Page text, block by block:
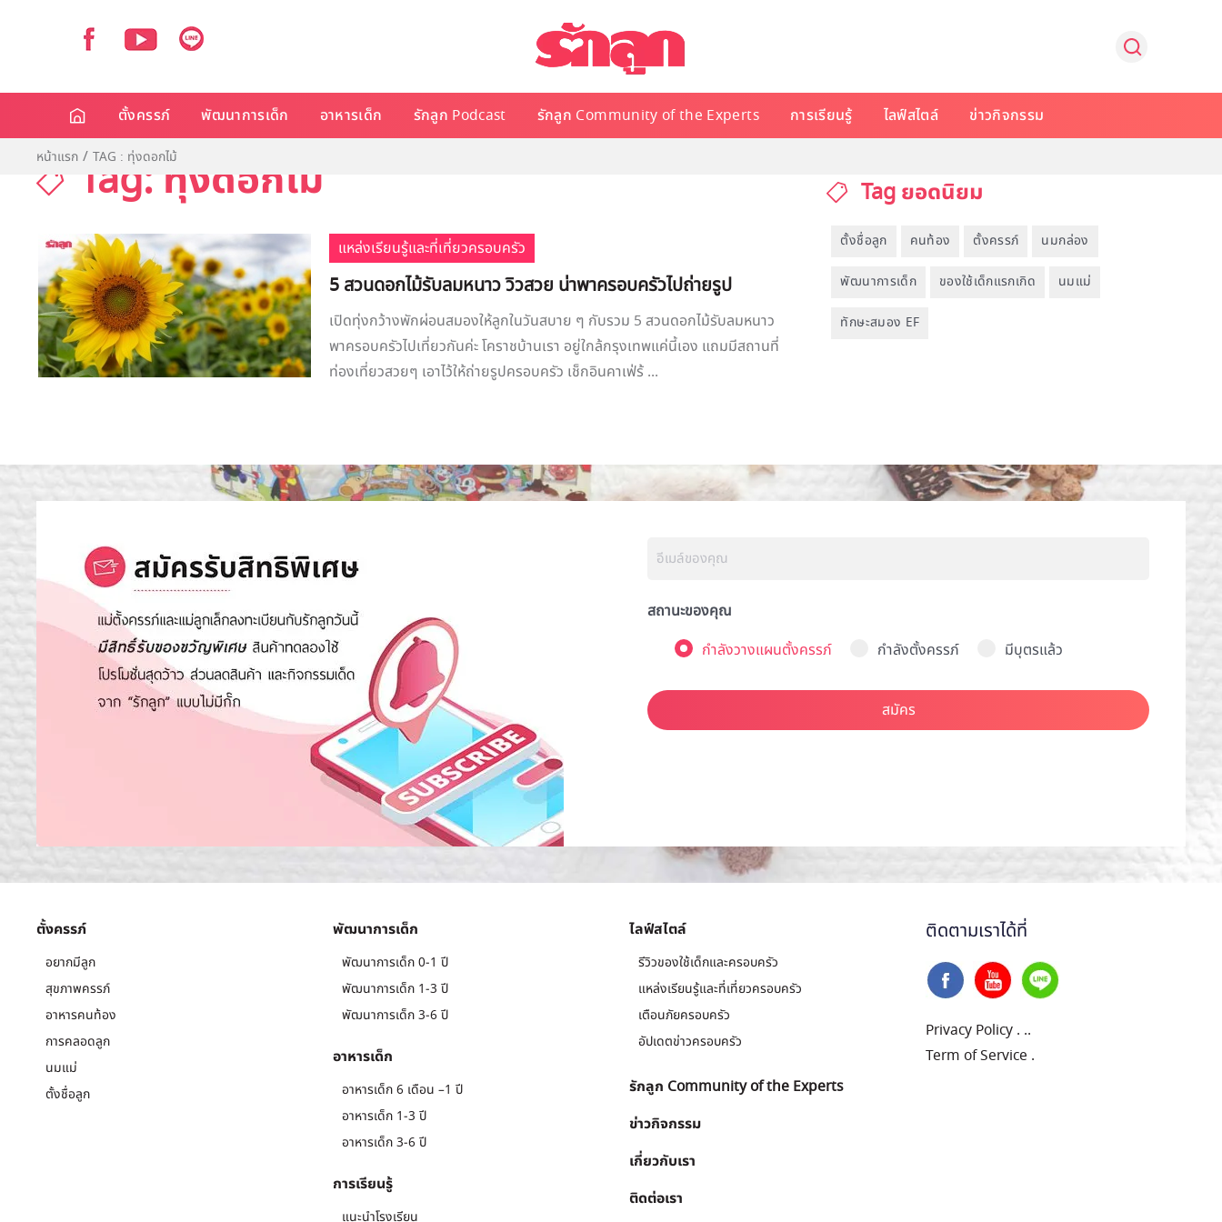
ตั้งครรภ์ พัฒนาการเด็ก อาหารเด็ก รักลูก Podcast รักลูก Community of the Experts การเรียนรู้ ไลฟ์สไตล์ ข่าวกิจกรรม
หน้าแรก TAG : ทุ่งดอกไม้
Tag: ทุ่งดอกไม้
แหล่งเรียนรู้และที่เที่ยวครอบครัว
5 สวนดอกไม้รับลมหนาว วิวสวย น่าพาครอบครัวไปถ่ายรูป
เปิดทุ่งกว้างพักผ่อนสมองให้ลูกในวันสบาย ๆ กับรวม 5 สวนดอกไม้รับลมหนาว
พาครอบครัวไปเที่ยวกันค่ะ โคราชบ้านเรา อยู่ใกล้กรุงเทพแค่นี้เอง แถมมีสถานที่
ท่องเที่ยวสวยๆ เอาไว้ให้ถ่ายรูปครอบครัว เช็กอินคาเฟ่ร้ ...
Tag ยอดนิยม
ตั้งชื่อลูก คนท้อง ตั้งครรภ์ นมกล่อง
พัฒนาการเด็ก ของใช้เด็กแรกเกิด นมแม่
ทักษะสมอง EF
สถานะของคุณ
กำลังวางแผนตั้งครรภ์
กำลังตั้งครรภ์ มีบุตรแล้ว
สมัคร
ตั้งครรภ์
อยากมีลูก
สุขภาพครรภ์
อาหารคนท้อง
การคลอดลูก
นมแม่
ตั้งชื่อลูก
พัฒนาการเด็ก
พัฒนาการเด็ก 0-1 ปี
พัฒนาการเด็ก 1-3 ปี
พัฒนาการเด็ก 3-6 ปี
อาหารเด็ก
อาหารเด็ก 6 เดือน –1 ปี
อาหารเด็ก 1-3 ปี
อาหารเด็ก 3-6 ปี
การเรียนรู้
แนะนำโรงเรียน
ไลฟ์สไตล์
รีวิวของใช้เด็กและครอบครัว
แหล่งเรียนรู้และที่เที่ยวครอบครัว
เตือนภัยครอบครัว
อัปเดตข่าวครอบครัว
รักลูก Community of the Experts
ข่าวกิจกรรม
เกี่ยวกับเรา
ติดต่อเรา
ติดตามเราได้ที่
Privacy Policy . ..
Term of Service .